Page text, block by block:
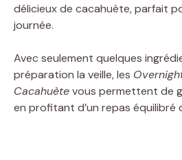
délicieux de cacahuète, parfait
journée.
Avec seulement quelques
préparation la veille, les
Cacahuètevous permettent de
en profitant d’un repas équilibré